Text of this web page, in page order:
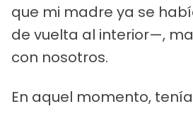
que mi madre ya se
de vuelta al interior—,
con nosotros.
En aquel momento,